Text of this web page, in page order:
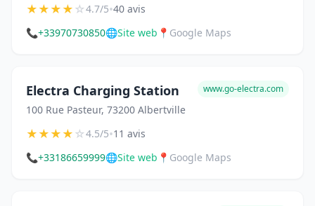
★★★★☆4.7/5•40 avis
📞+33970730850🌐Site web 📍 Google Maps
Electra Charging Station
100 Rue Pasteur, 73200 Albertville
www.go-electra.com
★★★★☆4.5/5•11 avis
📞+33186659999🌐Site web 📍 Google Maps